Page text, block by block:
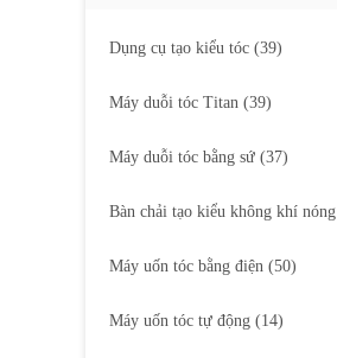
Dụng cụ tạo kiểu tóc (39)
Máy duỗi tóc Titan (39)
Máy duỗi tóc bằng sứ (37)
Bàn chải tạo kiểu không khí nóng
Máy uốn tóc bằng điện (50)
Máy uốn tóc tự động (14)